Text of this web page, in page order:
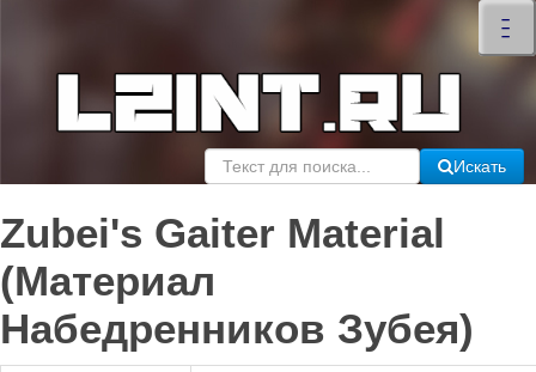
–
–
–
×
Искать
Zubei's Gaiter Material
(Материал
Набедренников Зубея)